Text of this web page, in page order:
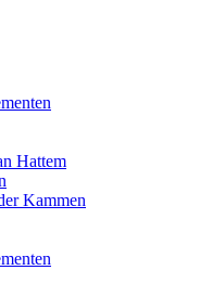
Hattem
Kammen